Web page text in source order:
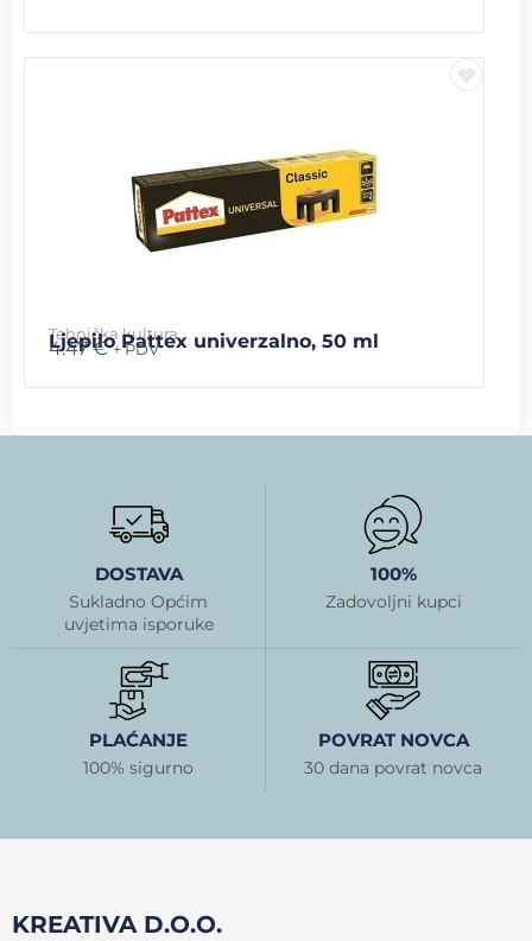
Tehnička kultura
Ljepilo Pattex univerzalno, 50 ml
4.47€ + PDV
DOSTAVA
Sukladno Općim
uvjetima isporuke
100%
Zadovoljni kupci
PLAĆANJE
100% sigurno
POVRAT NOVCA
30 dana povrat novca
KREATIVA D.O.O.